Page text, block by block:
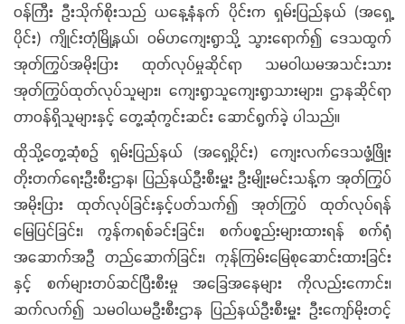
ဝန်ကြီး ဦးသိုက်စိုးသည် ယနေ့နံနက် ပိုင်းက ရှမ်းပြည်နယ် (အရှေ့
ပိုင်း) ကျိုင်းတုံမြို့နယ်၊ ဝမ်ဟကျေးရွာသို့ သွားရောက်၍ ဒေသထွက်
အုတ်ကြွပ်အမိုးပြား ထုတ်လုပ်မှုဆိုင်ရာ သမဝါယမအသင်းသား
အုတ်ကြွပ်ထုတ်လုပ်သူများ၊ ကျေးရွာသူကျေးရွာသားများ၊ ဌာနဆိုင်ရာ
တာဝန်ရှိသူများနှင့် တွေ့ဆုံကွင်းဆင်း ဆောင်ရွက်ခဲ့ ပါသည်။
ထိုသို့တွေ့ဆုံစဉ် ရှမ်းပြည်နယ် (အရှေ့ပိုင်း) ကျေးလက်ဒေသဖွံ့ဖြိုး
တိုးတက်ရေးဦးစီးဌာန၊ ပြည်နယ်ဦးစီးမှူး ဦးမျိုးမင်းသန့်က အုတ်ကြွပ်
အမိုးပြား ထုတ်လုပ်ခြင်းနှင့်ပတ်သက်၍ အုတ်ကြွပ် ထုတ်လုပ်ရန်
မြေပြင်ခြင်း၊ ကွန်ကရစ်ခင်းခြင်း၊ စက်ပစ္စည်းများထားရန် စက်ရုံ
အဆောက်အဦ တည်ဆောက်ခြင်း၊ ကုန်ကြမ်းမြေစုဆောင်းထားခြင်း
နှင့် စက်များတပ်ဆင်ပြီးစီးမှု အခြေအနေများ ကိုလည်းကောင်း၊
ဆက်လက်၍ သမဝါယမဦးစီးဌာန ပြည်နယ်ဦးစီးမှူး ဦးကျော်မိုးတင့်